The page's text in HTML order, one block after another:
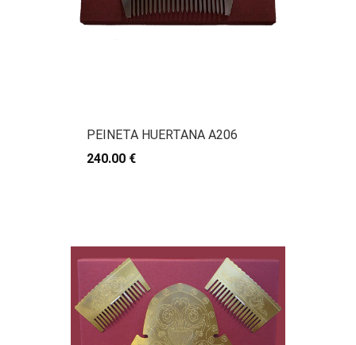
PEINETA HUERTANA A206
240.00 €